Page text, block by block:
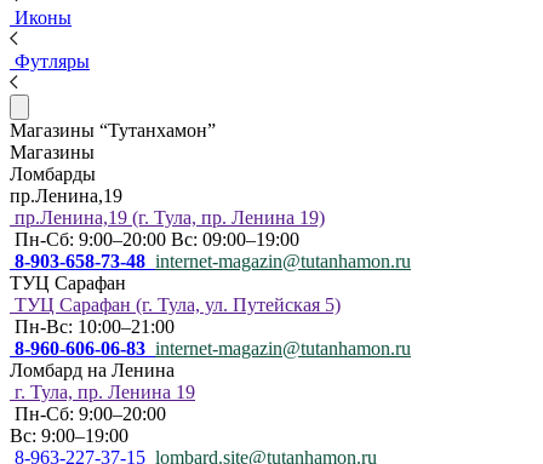
Иконы
Футляры
Магазины “Тутанхамон”
Магазины
Ломбарды
пр.Ленина,19
пр.Ленина,19 (г. Тула, пр. Ленина 19)
Пн-Сб: 9:00–20:00 Вс: 09:00–19:00
8-903-658-73-48 internet-magazin@tutanhamon.ru
ТУЦ Сарафан
ТУЦ Сарафан (г. Тула, ул. Путейская 5)
Пн-Вс: 10:00–21:00
8-960-606-06-83 internet-magazin@tutanhamon.ru
Ломбард на Ленина
г. Тула, пр. Ленина 19
Пн-Сб: 9:00–20:00
Вс: 9:00–19:00
8-963-227-37-15 lombard.site@tutanhamon.ru